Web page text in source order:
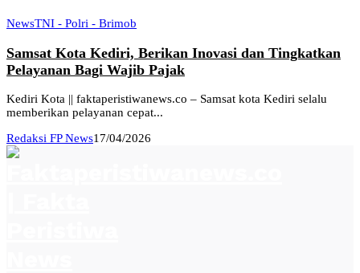
NewsTNI - Polri - Brimob
Samsat Kota Kediri, Berikan Inovasi dan Tingkatkan
Pelayanan Bagi Wajib Pajak
Kediri Kota || faktaperistiwanews.co – Samsat kota Kediri selalu
memberikan pelayanan cepat...
Redaksi FP News17/04/2026